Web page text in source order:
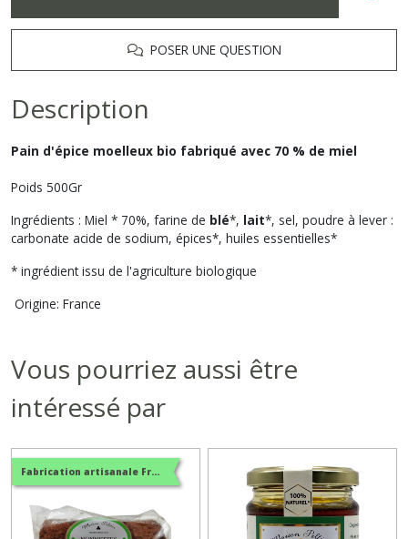
POSER UNE QUESTION
Description
Pain d'épice moelleux bio fabriqué avec 70 % de miel
Poids 500Gr
Ingrédients : Miel * 70%, farine de blé*, lait*, sel, poudre à lever :
carbonate acide de sodium, épices*, huiles essentielles*
* ingrédient issu de l'agriculture biologique
Origine: France
Vous pourriez aussi être
intéressé par
Fabrication artisanale Française - BIO